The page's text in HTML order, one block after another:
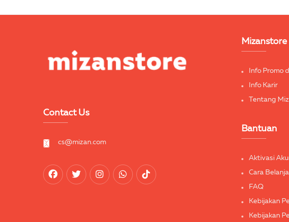
Contact Us
cs@mizan.com
Mizanstore
Info Promo
Info Karir
Tentang
Bantuan
Aktivasi
Cara Belanja
FAQ
Kebijakan
Kebijakan